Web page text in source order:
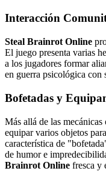
Interacción
Steal Brainrot Online
El juego presenta varias
a los jugadores formar
en guerra psicológica con
Bofetadas y
Más allá de las
equipar varios objetos
característica de
de humor e
Brainrot Online fresca y